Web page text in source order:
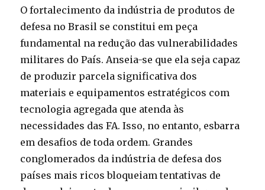
O fortalecimento da indústria de produtos de
defesa no Brasil se constitui em peça
fundamental na redução das vulnerabilidades
militares do País. Anseia-se que ela seja capaz
de produzir parcela significativa dos
materiais e equipamentos estratégicos com
tecnologia agregada que atenda às
necessidades das FA. Isso, no entanto, esbarra
em desafios de toda ordem. Grandes
conglomerados da indústria de defesa dos
países mais ricos bloqueiam tentativas de